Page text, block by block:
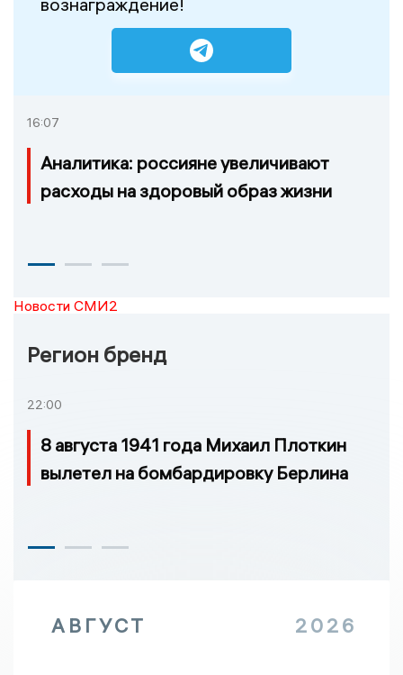
16:07
Аналитика: россияне увеличивают
расходы на здоровый образ жизни
Новости СМИ2
Регион бренд
22:00
8 августа 1941 года Михаил Плоткин
вылетел на бомбардировку Берлина
АВГУСТ 2026